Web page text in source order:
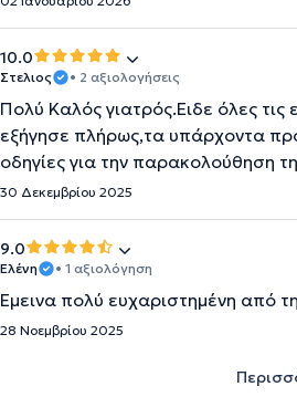
10.0
Στελιος • 2 αξιολογήσεις
Πολύ Καλός γιατρός.Ειδε όλες τις
εξήγησε πλήρως,τα υπάρχοντα
οδηγίες για την παρακολούθηση
30 Δεκεμβρίου 2025
9.0
Ελένη • 1 αξιολόγηση
Έμεινα πολύ ευχαριστημένη από
28 Νοεμβρίου 2025